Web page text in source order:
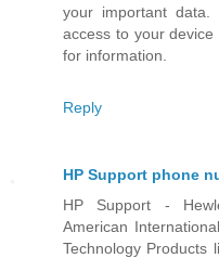
your important
access to your
for information.
Reply
HP Support phone
HP Support -
American
Technology Products